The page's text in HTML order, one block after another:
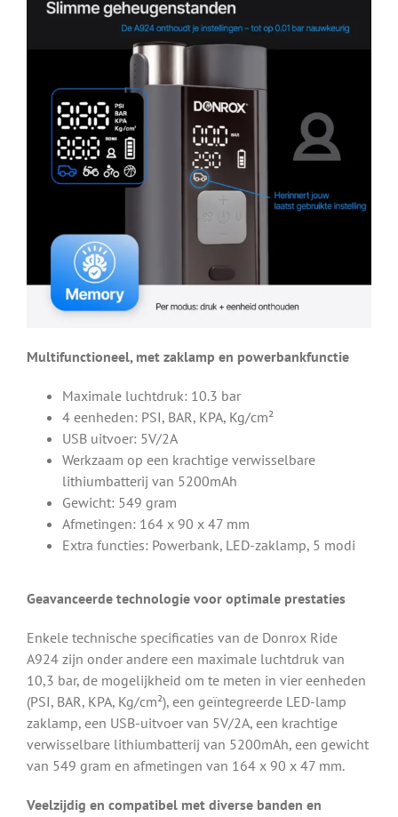
Multifunctioneel, met zaklamp en powerbankfunctie
Maximale luchtdruk: 10.3 bar
4 eenheden: PSI, BAR, KPA, Kg/cm²
USB uitvoer: 5V/2A
Werkzaam op een krachtige verwisselbare
lithiumbatterij van 5200mAh
Gewicht: 549 gram
Afmetingen: 164 x 90 x 47 mm
Extra functies: Powerbank, LED-zaklamp, 5 modi
Geavanceerde technologie voor optimale prestaties
Enkele technische specificaties van de Donrox Ride
A924 zijn onder andere een maximale luchtdruk van
10,3 bar, de mogelijkheid om te meten in vier eenheden
(PSI, BAR, KPA, Kg/cm²), een geïntegreerde LED-lamp
zaklamp, een USB-uitvoer van 5V/2A, een krachtige
verwisselbare lithiumbatterij van 5200mAh, een gewicht
van 549 gram en afmetingen van 164 x 90 x 47 mm.
Veelzijdig en compatibel met diverse banden en